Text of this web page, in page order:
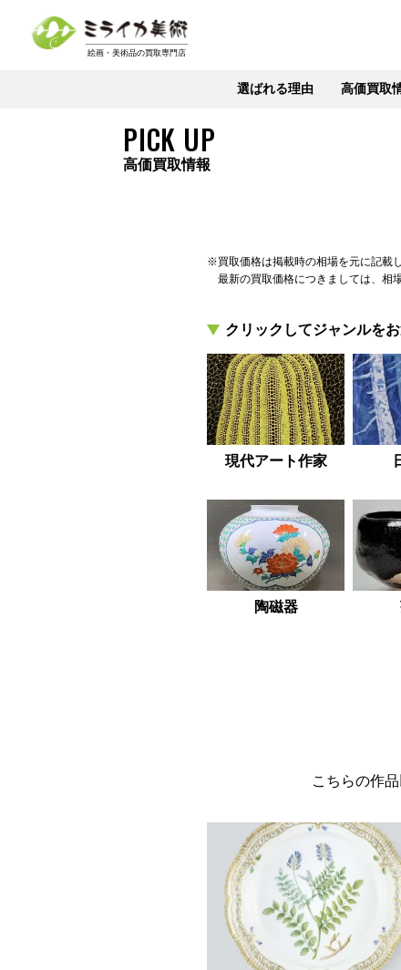
選ばれる理由 高価買取
PICK UP
高価買取情報
※買取価格は掲載時の相場を元に記載
最新の買取価格につきましては、相
クリックしてジャンルを
現代アート作家
陶磁器
こちらの作